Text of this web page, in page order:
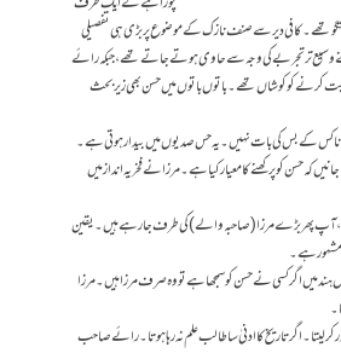
تھے۔ کافی دیر سے صنف نازک کے موضوع پر بڑی ہی تفصیلی
وسیع تر تجربے کی وجہ سے حاوی ہوتے جاتے تھے، جبکہ رائے
کرنے کو کوشاں تھے۔ باتوں باتوں میں حسن بھی زیر بحث
و ناکس کے بس کی بات نہیں۔ یہ حس صدیوں میں بیدار ہوتی ہے۔
حسن کو پرکھنے کا معیار کیا ہے۔ مرزا نے فخریہ انداز میں
پھر بڑے مرزا (صاحبہ والے) کی طرف جا رہے ہیں۔ یقین
مشہور ہے۔
میں اگر کسی نے حسن کو سمجھا ہے تو وہ صرف مرزا ہیں۔ مرزا
اگر تاریخ کا ادنیٰ سا طالب علم نہ رہا ہوتا۔ رائے صاحب